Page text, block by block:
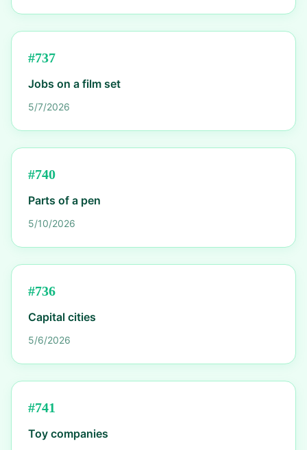
#737
Jobs on a film set
5/7/2026
#740
Parts of a pen
5/10/2026
#736
Capital cities
5/6/2026
#741
Toy companies